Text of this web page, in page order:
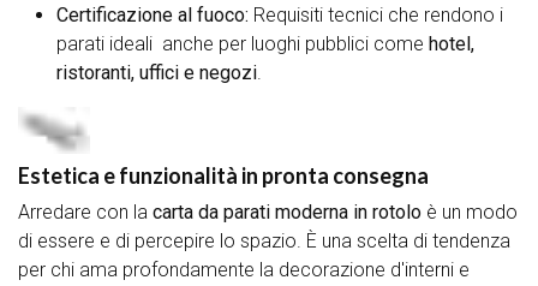
Certificazione al fuoco: Requisiti tecnici che rendono i
parati ideali anche per luoghi pubblici come hotel,
ristoranti, uffici e negozi.
Estetica e funzionalità in pronta consegna
Arredare con la carta da parati moderna in rotolo è un modo
di essere e di percepire lo spazio. È una scelta di tendenza
per chi ama profondamente la decorazione d'interni e